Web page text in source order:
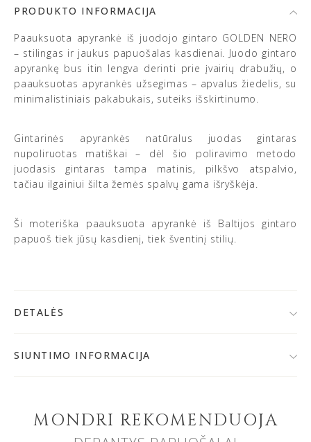
PRODUKTO INFORMACIJA
Paauksuota apyrankė iš juodojo gintaro GOLDEN NERO
– stilingas ir jaukus papuošalas kasdienai. Juodo gintaro
apyrankę bus itin lengva derinti prie įvairių drabužių, o
paauksuotas apyrankės užsegimas – apvalus žiedelis, su
minimalistiniais pakabukais, suteiks išskirtinumo.
Gintarinės apyrankės natūralus juodas gintaras
nupoliruotas matiškai – dėl šio poliravimo metodo
juodasis gintaras tampa matinis, pilkšvo atspalvio,
tačiau ilgainiui šilta žemės spalvų gama išryškėja.
Ši moteriška paauksuota apyrankė iš Baltijos gintaro
papuoš tiek jūsų kasdienį, tiek šventinį stilių.
DETALĖS
auksu
• Gaminio svoris: ~ 7-9 g (priklausomai nuo pasirinkto
SIUNTIMO INFORMACIJA
matysite gamybos terminą.
MONDRI REKOMENDUOJA